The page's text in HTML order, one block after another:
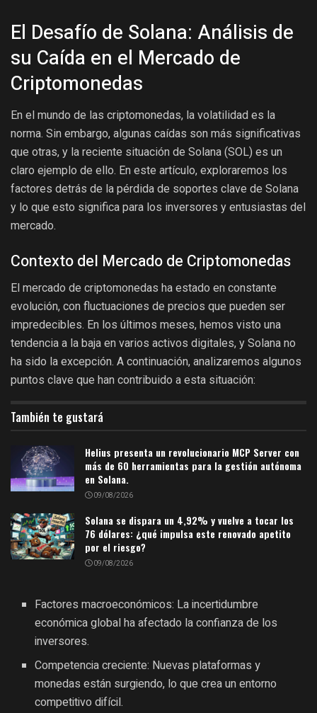
El Desafío de Solana: Análisis de
su Caída en el Mercado de
Criptomonedas
En el mundo de las criptomonedas, la volatilidad es la
norma. Sin embargo, algunas caídas son más significativas
que otras, y la reciente situación de Solana (SOL) es un
claro ejemplo de ello. En este artículo, exploraremos los
factores detrás de la pérdida de soportes clave de Solana
y lo que esto significa para los inversores y entusiastas del
mercado.
Contexto del Mercado de Criptomonedas
El mercado de criptomonedas ha estado en constante
evolución, con fluctuaciones de precios que pueden ser
impredecibles. En los últimos meses, hemos visto una
tendencia a la baja en varios activos digitales, y Solana no
ha sido la excepción. A continuación, analizaremos algunos
puntos clave que han contribuido a esta situación:
También te gustará
Helius presenta un revolucionario MCP Server con
más de 60 herramientas para la gestión autónoma
en Solana.
09/08/2026
Solana se dispara un 4,92% y vuelve a tocar los
76 dólares: ¿qué impulsa este renovado apetito
por el riesgo?
09/08/2026
Factores macroeconómicos: La incertidumbre
económica global ha afectado la confianza de los
inversores.
Competencia creciente: Nuevas plataformas y
monedas están surgiendo, lo que crea un entorno
competitivo difícil.